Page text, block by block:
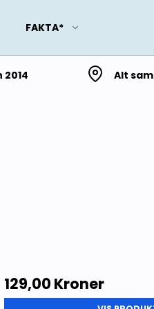
Lokalhistorie fra
FAKTA*
Alt
129,00 Kroner